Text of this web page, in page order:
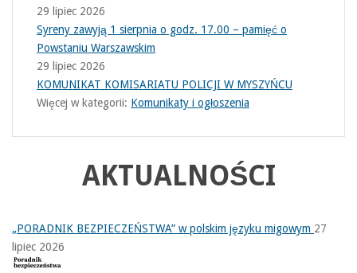
29 lipiec 2026
Syreny zawyją 1 sierpnia o godz. 17.00 – pamięć o
Powstaniu Warszawskim
29 lipiec 2026
KOMUNIKAT KOMISARIATU POLICJI W MYSZYŃCU
Więcej w kategorii: Komunikaty i ogłoszenia
AKTUALNOŚCI
„PORADNIK BEZPIECZEŃSTWA” w polskim języku migowym 27
lipiec 2026